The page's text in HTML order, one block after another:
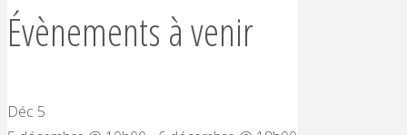
Évènements à venir
Déc 5